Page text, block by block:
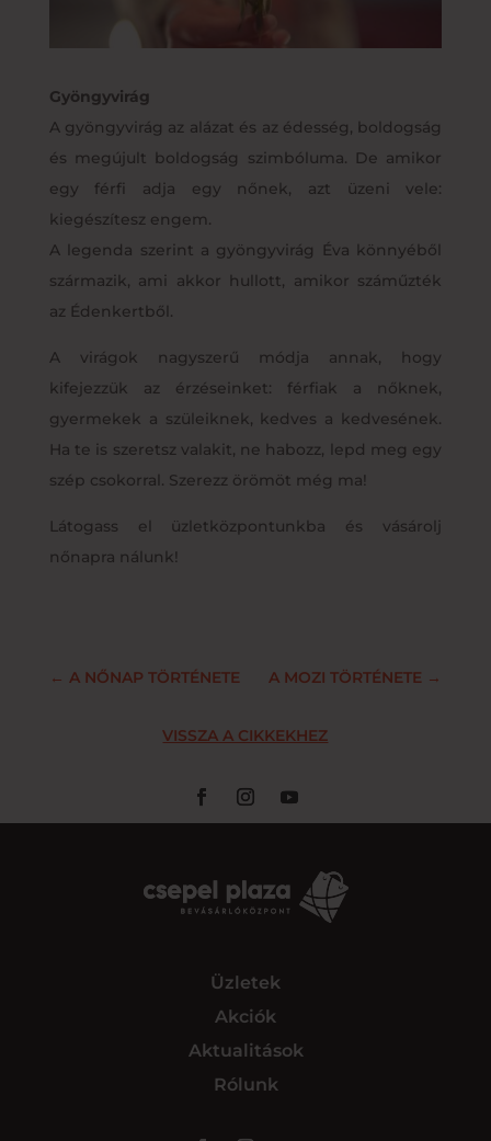
Gyöngyvirág
A gyöngyvirág az alázat és az édesség, boldogság
és megújult boldogság szimbóluma. De amikor
egy férfi adja egy nőnek, azt üzeni vele:
kiegészítesz engem.
A legenda szerint a gyöngyvirág Éva könnyéből
származik, ami akkor hullott, amikor száműzték
az Édenkertből.
A virágok nagyszerű módja annak, hogy
kifejezzük az érzéseinket: férfiak a nőknek,
gyermekek a szüleiknek, kedves a kedvesének.
Ha te is szeretsz valakit, ne habozz, lepd meg egy
szép csokorral. Szerezz örömöt még ma!
Látogass el üzletközpontunkba és vásárolj
nőnapra nálunk!
← A NŐNAP TÖRTÉNETE A MOZI TÖRTÉNETE →
VISSZA A CIKKEKHEZ
Üzletek
Akciók
Aktualitások
Rólunk